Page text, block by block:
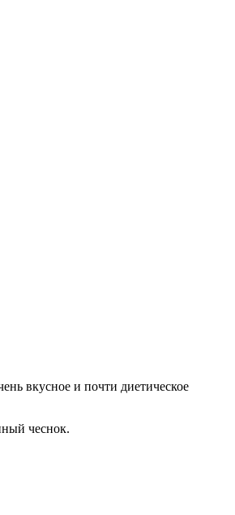
вкусное и почти диетическое
чеснок.